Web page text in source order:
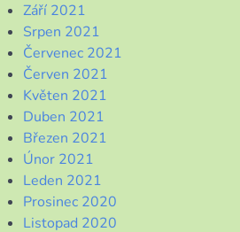
Září 2021
Srpen 2021
Červenec 2021
Červen 2021
Květen 2021
Duben 2021
Březen 2021
Únor 2021
Leden 2021
Prosinec 2020
Listopad 2020